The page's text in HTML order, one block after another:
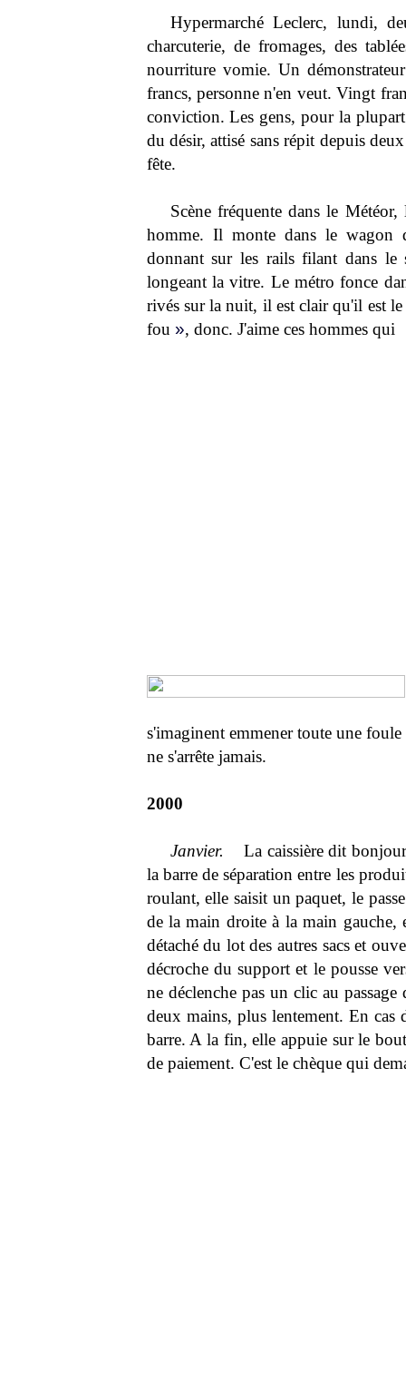
Hypermarché Leclerc, lundi,
charcuterie, de fromages, des
nourriture vomie. Un
francs, personne n'en veut. Vingt
conviction. Les gens, pour la
du désir, attisé sans répit depuis
fête.
Scène fréquente dans le
homme. Il monte dans le wagon
donnant sur les rails filant dans le
longeant la vitre. Le métro fonce
rivés sur la nuit, il est clair qu'il est
fou », donc. J'aime ces hommes qui
s'imaginent emmener toute une
ne s'arrête jamais.
2000
Janvier.
La caissière dit bonjour
la barre de séparation entre les
roulant, elle saisit un paquet, le
de la main droite à la main gauche,
détaché du lot des autres sacs et
décroche du support et le pousse
ne déclenche pas un clic au
deux mains, plus lentement. En cas
barre. A la fin, elle appuie sur le
de paiement. C'est le chèque qui